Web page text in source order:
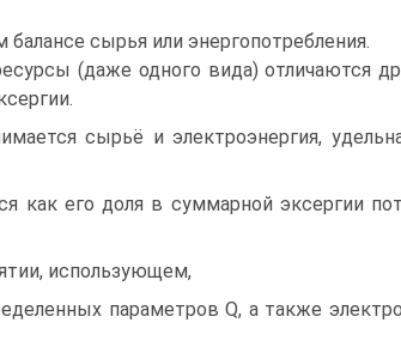
сырья или энергопотребления.
(даже одного вида) отличаются
сырьё и электроэнергия,
как его доля в суммарной эксергии
использующем,
параметров Q, а также